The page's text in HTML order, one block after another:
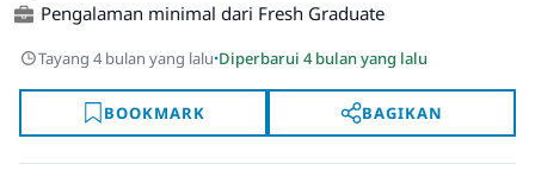
Pengalaman minimal dari Fresh Graduate
Tayang 4 bulan yang lalu·Diperbarui 4 bulan yang lalu
BOOKMARK BAGIKAN